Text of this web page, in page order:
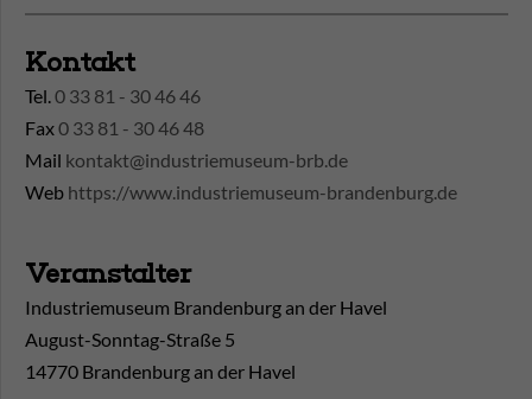
Kontakt
Tel.0 33 81 - 30 46 46
Fax0 33 81 - 30 46 48
Mail kontakt@industriemuseum-brb.de
Web https://www.industriemuseum-brandenburg.de
Veranstalter
Industriemuseum Brandenburg an der Havel
August-Sonntag-Straße 5
14770 Brandenburg an der Havel